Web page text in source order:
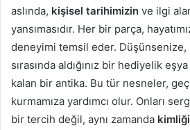
aslında, kişisel tarihimizin ve ilgi
yansımasıdır. Her bir parça,
deneyimi temsil eder.
sırasında aldığınız bir hediyelik
kalan bir antika. Bu tür nesneler,
kurmamıza yardımcı olur. Onları
bir tercih değil, aynı zamanda